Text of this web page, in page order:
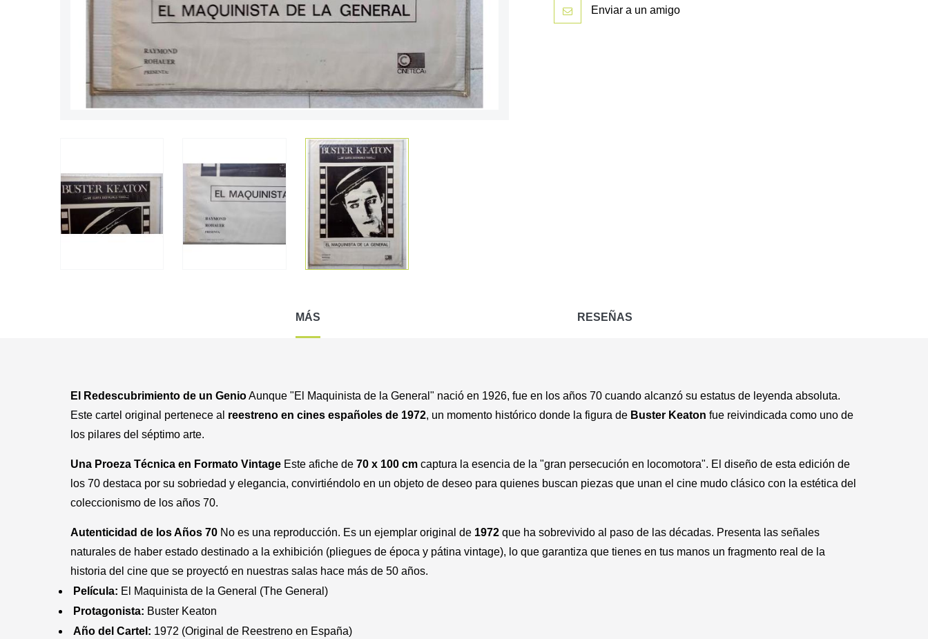
Enviar a un amigo
MÁS RESEÑAS
El Redescubrimiento de un GenioAunque "El Maquinista de la General" nació en 1926, fue en los años 70 cuando alcanzó su estatus de leyenda absoluta.
Este cartel original pertenece al reestreno en cines españoles de 1972, un momento histórico donde la figura de Buster Keaton fue reivindicada como uno de
los pilares del séptimo arte.
Una Proeza Técnica en Formato Vintage Este afiche de 70 x 100 cm captura la esencia de la "gran persecución en locomotora". El diseño de esta edición de
los 70 destaca por su sobriedad y elegancia, convirtiéndolo en un objeto de deseo para quienes buscan piezas que unan el cine mudo clásico con la estética del
coleccionismo de los años 70.
Autenticidad de los Años 70 No es una reproducción. Es un ejemplar original de 1972 que ha sobrevivido al paso de las décadas. Presenta las señales
naturales de haber estado destinado a la exhibición (pliegues de época y pátina vintage), lo que garantiza que tienes en tus manos un fragmento real de la
historia del cine que se proyectó en nuestras salas hace más de 50 años.
Película: El Maquinista de la General (The General)
Protagonista: Buster Keaton
Año del Cartel: 1972 (Original de Reestreno en España)